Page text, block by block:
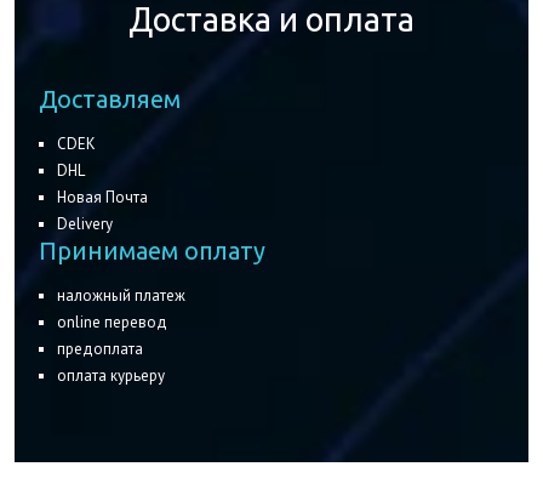
Доставка и оплата
Доставляем
CDEK
DHL
Новая Почта
Delivery
Принимаем оплату
наложный платеж
online перевод
предоплата
оплата курьеру